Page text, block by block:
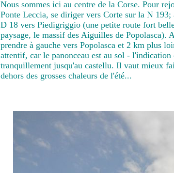
Nous sommes ici au centre de la Corse. Pour
Ponte Leccia, se diriger vers Corte sur la N
D 18 vers Piedigriggio (une petite route fort
paysage, le massif des Aiguilles de Popolasca).
prendre à gauche vers Popolasca et 2 km plus
attentif, car le panonceau est au sol -
tranquillement jusqu'au castellu. Il vaut mieux
dehors des grosses chaleurs de l'été...